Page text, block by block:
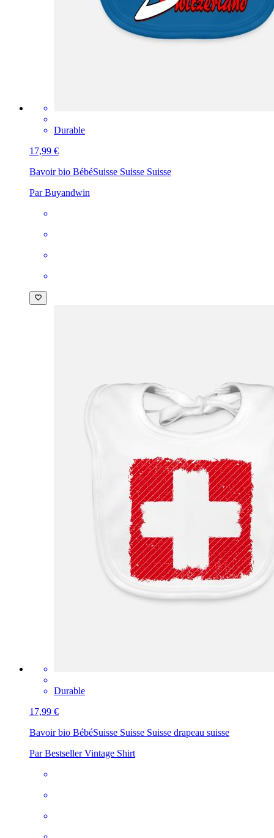
Durable
17,99 €
Bavoir bio BébéSuisse Suisse Suisse
Par Buyandwin
Durable
17,99 €
Bavoir bio BébéSuisse Suisse Suisse drapeau suisse
Par Bestseller Vintage Shirt